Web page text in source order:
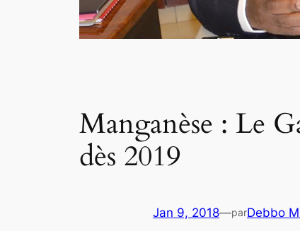
Manganèse : Le
dès 2019
Jan 9, 2018—parDebbo